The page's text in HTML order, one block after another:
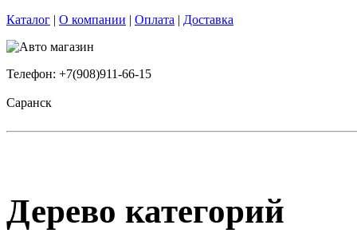
Каталог | О компании | Оплата | Доставка
Телефон: +7(908)911-66-15
Саранск
Дерево категорий